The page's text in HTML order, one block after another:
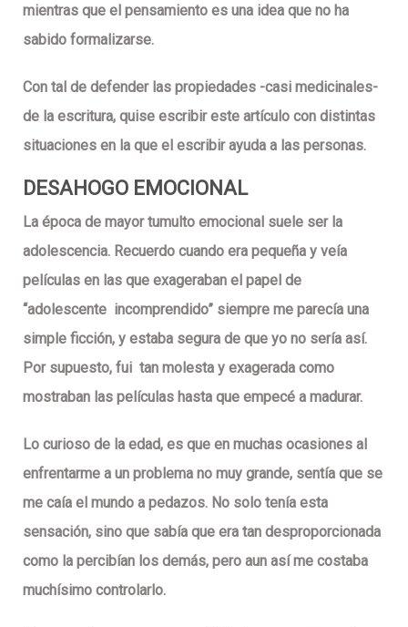
mientras que el pensamiento es una idea que no ha
sabido formalizarse.
Con tal de defender las propiedades -casi medicinales-
de la escritura, quise escribir este artículo con distintas
situaciones en la que el escribir ayuda a las personas.
DESAHOGO EMOCIONAL
La época de mayor tumulto emocional suele ser la
adolescencia. Recuerdo cuando era pequeña y veía
películas en las que exageraban el papel de
“adolescente incomprendido” siempre me parecía una
simple ficción, y estaba segura de que yo no sería así.
Por supuesto, fui tan molesta y exagerada como
mostraban las películas hasta que empecé a madurar.
Lo curioso de la edad, es que en muchas ocasiones al
enfrentarme a un problema no muy grande, sentía que se
me caía el mundo a pedazos. No solo tenía esta
sensación, sino que sabía que era tan desproporcionada
como la percibían los demás, pero aun así me costaba
muchísimo controlarlo.